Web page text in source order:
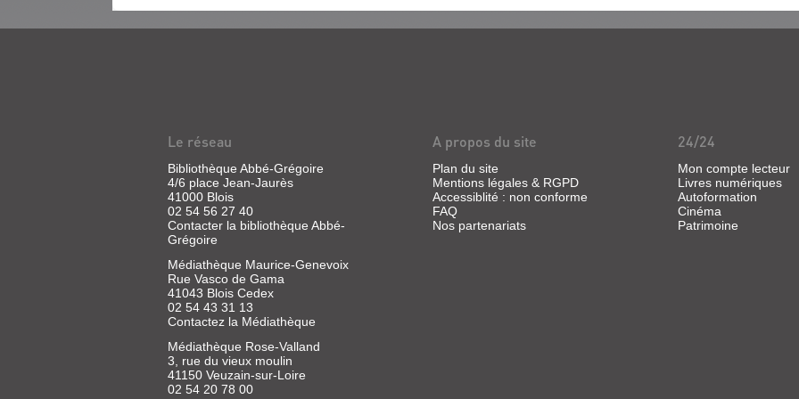
|
Gautier-
soir)
Ce
soir
est
très
spécial
pour
Margot,
doudou
Clément
ses
amis
Alexandre
c'est
nus dans la mousse ...
meilleures variétés et...
des champs,...
FORÊT
Collioud-
Marichallot,
Isabelle
Jeunesse,
2021
Un
dimanche
midi,
Lisia
et
sa
Le réseau
Bibliothèque Abbé-Grégoire
4/6 place Jean-Jaurès
41000 Blois
02 54 56 27 40
Contacter la bibliothèque Abbé-
Grégoire
Médiathèque Maurice-Genevoix
Rue Vasco de Gama
41043 Blois Cedex
02 54 43 31 13
Contactez la Médiathèque
Médiathèque Rose-Valland
3, rue du vieux moulin
41150 Veuzain-sur-Loire
02 54 20 78 00
A propos du site
Plan du site
Mentions légales & RGPD
Accessiblité : non conforme
FAQ
Nos partenariats
24/24
Mon compte lecteur
Livres numériques
Autoformation
Cinéma
Patrimoine